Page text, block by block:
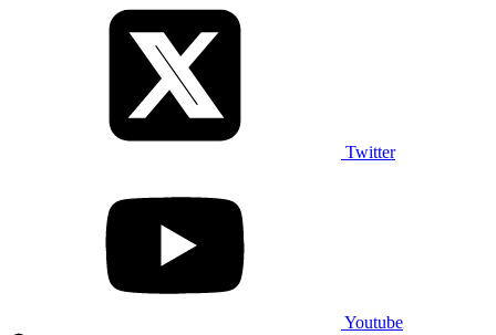
Twitter
Youtube